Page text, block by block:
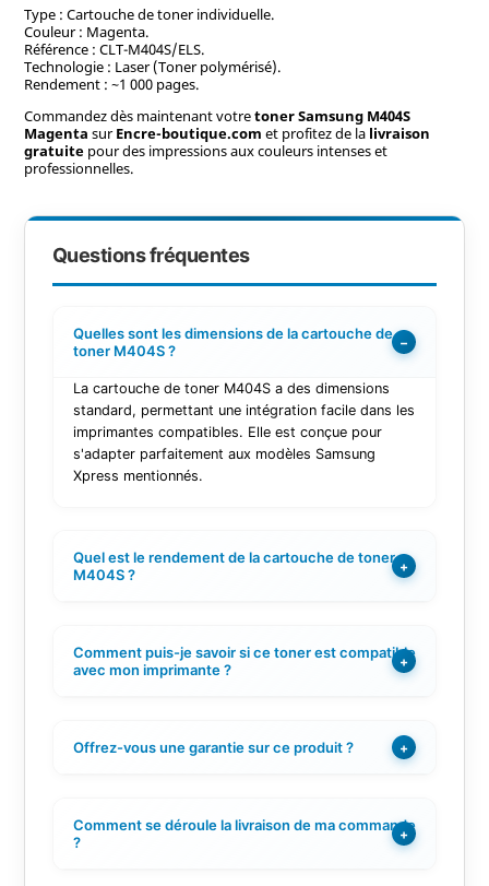
Type : Cartouche de toner individuelle.
Couleur : Magenta.
Référence : CLT-M404S/ELS.
Technologie : Laser (Toner polymérisé).
Rendement : ~1 000 pages.
Commandez dès maintenant votretoner Samsung M404S
Magenta surEncre-boutique.com et profitez de la livraison
gratuitepour des impressions aux couleurs intenses et
professionnelles.
Questions fréquentes
Quelles sont les dimensions de la cartouche de
toner M404S ?
−
La cartouche de toner M404S a des dimensions
standard, permettant une intégration facile dans les
imprimantes compatibles. Elle est conçue pour
s'adapter parfaitement aux modèles Samsung
Xpress mentionnés.
Quel est le rendement de la cartouche de toner
M404S ?
+
Comment puis-je savoir si ce toner est compatible
avec mon imprimante ?
+
Offrez-vous une garantie sur ce produit ? +
Comment se déroule la livraison de ma commande
?
+